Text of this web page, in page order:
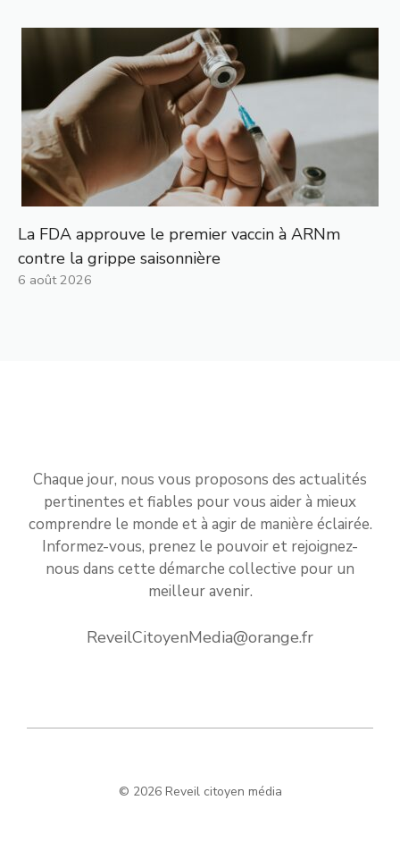
La FDA approuve le premier vaccin à ARNm
contre la grippe saisonnière
6 août 2026
Chaque jour, nous vous proposons des actualités
pertinentes et fiables pour vous aider à mieux
comprendre le monde et à agir de manière éclairée.
Informez-vous, prenez le pouvoir et rejoignez-
nous dans cette démarche collective pour un
meilleur avenir.
ReveilCitoyenMedia@orange.fr
© 2026 Reveil citoyen média